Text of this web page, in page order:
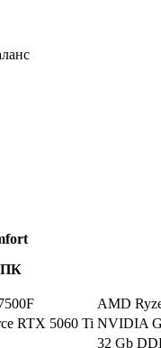
ПК
AMD
RTX 5060 Ti NVIDIA
32 Gb